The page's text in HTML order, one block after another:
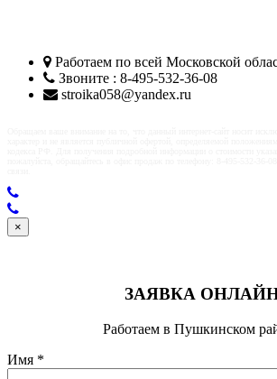
Работаем по всей Московской
Звоните : 8-495-532-36-08
stroika058@yandex.ru
×
ЗАЯВКА
Работаем в Пушкинском
Имя *